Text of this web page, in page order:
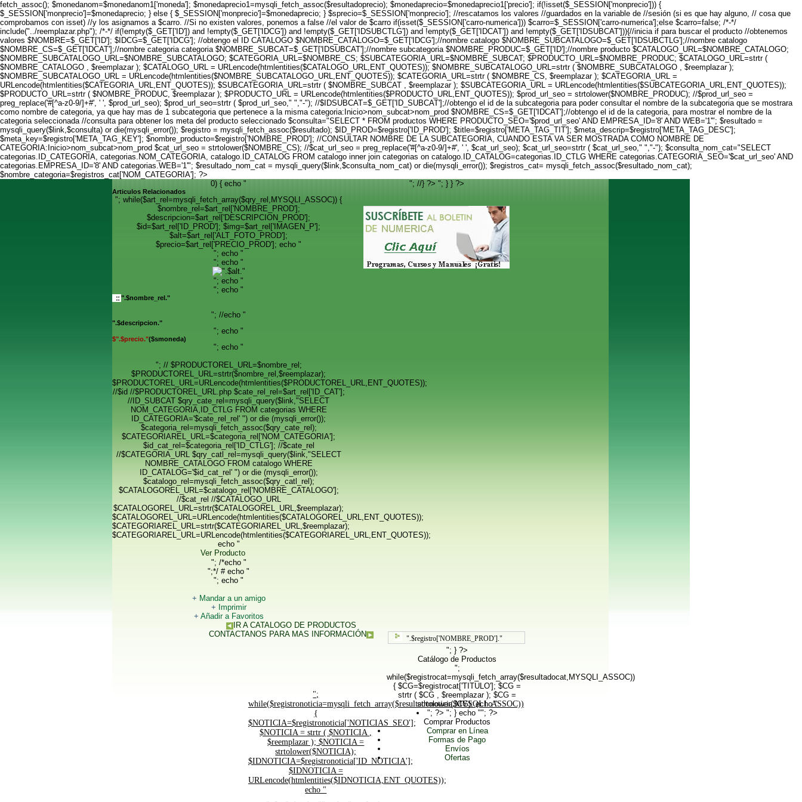
fetch_assoc(); $monedanom=$monedanom1['moneda']; $monedaprecio1=mysqli_fetch_assoc($resultadoprecio); $monedaprecio=$monedaprecio1['precio']; if(!isset($_SESSION['monprecio'])) {
$_SESSION['monprecio']=$monedaprecio; } else { $_SESSION['monprecio']=$monedaprecio; } $sprecio=$_SESSION['monprecio']; //rescatamos los valores //guardados en la variable de //sesión (si es que hay alguno, // cosa que
comprobamos con isset) //y los asignamos a $carro. //Si no existen valores, ponemos a false //el valor de $carro if(isset($_SESSION['carro-numerica'])) $carro=$_SESSION['carro-numerica'];else $carro=false; /*-*/
include("../reemplazar.php"); /*-*/ if(!empty($_GET['ID']) and !empty($_GET['IDCG']) and !empty($_GET['IDSUBCTLG']) and !empty($_GET['IDCAT']) and !empty($_GET['IDSUBCAT'])){//inicia if para buscar el producto //obtenemos
valores $NOMBRE=$_GET['ID']; $IDCG=$_GET['IDCG']; //obtengo el ID CATALOGO $NOMBRE_CATALOGO=$_GET['IDCG'];//nombre catalogo $NOMBRE_SUBCATALOGO=$_GET['IDSUBCTLG'];//nombre catalogo
$NOMBRE_CS=$_GET['IDCAT'];//nombre categoria categoria $NOMBRE_SUBCAT=$_GET['IDSUBCAT'];//nombre subcategoria $NOMBRE_PRODUC=$_GET['ID'];//nombre producto $CATALOGO_URL=$NOMBRE_CATALOGO;
$NOMBRE_SUBCATALOGO_URL=$NOMBRE_SUBCATALOGO; $CATEGORIA_URL=$NOMBRE_CS; $SUBCATEGORIA_URL=$NOMBRE_SUBCAT; $PRODUCTO_URL=$NOMBRE_PRODUC; $CATALOGO_URL=strtr (
$NOMBRE_CATALOGO , $reemplazar ); $CATALOGO_URL = URLencode(htmlentities($CATALOGO_URL,ENT_QUOTES)); $NOMBRE_SUBCATALOGO_URL=strtr ( $NOMBRE_SUBCATALOGO , $reemplazar );
$NOMBRE_SUBCATALOGO_URL = URLencode(htmlentities($NOMBRE_SUBCATALOGO_URL,ENT_QUOTES)); $CATEGORIA_URL=strtr ( $NOMBRE_CS, $reemplazar ); $CATEGORIA_URL =
URLencode(htmlentities($CATEGORIA_URL,ENT_QUOTES)); $SUBCATEGORIA_URL=strtr ( $NOMBRE_SUBCAT , $reemplazar ); $SUBCATEGORIA_URL = URLencode(htmlentities($SUBCATEGORIA_URL,ENT_QUOTES));
$PRODUCTO_URL=strtr ( $NOMBRE_PRODUC, $reemplazar ); $PRODUCTO_URL = URLencode(htmlentities($PRODUCTO_URL,ENT_QUOTES)); $prod_url_seo = strtolower($NOMBRE_PRODUC); //$prod_url_seo =
preg_replace('#[^a-z0-9/]+#', ' ', $prod_url_seo); $prod_url_seo=strtr ( $prod_url_seo," ","-"); //$IDSUBCAT=$_GET['ID_SUBCAT'];//obtengo el id de la subcategoria para poder consultar el nombre de la subcategoria que se mostrara
como nombre de categoria, ya que hay mas de 1 subcategoria que pertenece a la misma categoria:Inicio>nom_subcat>nom_prod $NOMBRE_CS=$_GET['IDCAT'];//obtengo el id de la categoria, para mostrar el nombre de la
categoria seleccionada //consulta para obtener los meta del producto seleccionado $consulta="SELECT * FROM productos WHERE PRODUCTO_SEO='$prod_url_seo' AND EMPRESA_ID='8' AND WEB='1'"; $resultado =
mysqli_query($link,$consulta) or die(mysqli_error()); $registro = mysqli_fetch_assoc($resultado); $ID_PROD=$registro['ID_PROD']; $title=$registro['META_TAG_TIT']; $meta_descrip=$registro['META_TAG_DESC'];
$meta_key=$registro['META_TAG_KEY']; $nombre_producto=$registro['NOMBRE_PROD']; //CONSULTAR NOMBRE DE LA SUBCATEGORIA, CUANDO ESTA VA SER MOSTRADA COMO NOMBRE DE
CATEGORIA:Inicio>nom_subcat>nom_prod $cat_url_seo = strtolower($NOMBRE_CS); //$cat_url_seo = preg_replace('#[^a-z0-9/]+#', ' ', $cat_url_seo); $cat_url_seo=strtr ( $cat_url_seo," ","-"); $consulta_nom_cat="SELECT
categorias.ID_CATEGORIA, categorias.NOM_CATEGORIA, catalogo.ID_CATALOG FROM catalogo inner join categorias on catalogo.ID_CATALOG=categorias.ID_CTLG WHERE categorias.CATEGORIA_SEO='$cat_url_seo' AND
categorias.EMPRESA_ID='8' AND categorias.WEB='1'"; $resultado_nom_cat = mysqli_query($link,$consulta_nom_cat) or die(mysqli_error()); $registros_cat= mysqli_fetch_assoc($resultado_nom_cat);
$nombre_categoria=$registros_cat['NOM_CATEGORIA']; ?>
"; //} ?>
0) { echo "
Articulos Relacionados
"; while($art_rel=mysqli_fetch_array($qry_rel,MYSQLI_ASSOC)) {
$nombre_rel=$art_rel['NOMBRE_PROD'];
$descripcion=$art_rel['DESCRIPCION_PROD'];
$id=$art_rel['ID_PROD']; $img=$art_rel['IMAGEN_P'];
$alt=$art_rel['ALT_FOTO_PROD'];
$precio=$art_rel['PRECIO_PROD']; echo "
"; echo "
"; echo "
"; echo "
"; echo "
".$nombre_rel."
"; //echo "
".$descripcion."
"; echo "
$".$precio."($smoneda)
"; echo "
"; // $PRODUCTOREL_URL=$nombre_rel;
$PRODUCTOREL_URL=strtr($nombre_rel,$reemplazar);
$PRODUCTOREL_URL=URLencode(htmlentities($PRODUCTOREL_URL,ENT_QUOTES));
//$id //$PRODUCTOREL_URL.php $cate_rel_rel=$art_rel['ID_CAT'];
//ID_SUBCAT $qry_cate_rel=mysqli_query($link,"SELECT
NOM_CATEGORIA,ID_CTLG FROM categorias WHERE
ID_CATEGORIA='$cate_rel_rel' ") or die (mysqli_error());
$categoria_rel=mysqli_fetch_assoc($qry_cate_rel);
$CATEGORIAREL_URL=$categoria_rel['NOM_CATEGORIA'];
$id_cat_rel=$categoria_rel['ID_CTLG']; //$cate_rel
//$CATEGORIA_URL $qry_catl_rel=mysqli_query($link,"SELECT
NOMBRE_CATALOGO FROM catalogo WHERE
ID_CATALOG='$id_cat_rel' ") or die (mysqli_error());
$catalogo_rel=mysqli_fetch_assoc($qry_catl_rel);
$CATALOGOREL_URL=$catalogo_rel['NOMBRE_CATALOGO'];
//$cat_rel //$CATALOGO_URL
$CATALOGOREL_URL=strtr($CATALOGOREL_URL,$reemplazar);
$CATALOGOREL_URL=URLencode(htmlentities($CATALOGOREL_URL,ENT_QUOTES));
$CATEGORIAREL_URL=strtr($CATEGORIAREL_URL,$reemplazar);
$CATEGORIAREL_URL=URLencode(htmlentities($CATEGORIAREL_URL,ENT_QUOTES));
echo "
Ver Producto
"; /*echo "
";*/ # echo "
"; echo "
"; } } ?>
+ Mandar a un amigo
+ Imprimir
+ Añadir a Favoritos
IR A CATALOGO DE PRODUCTOS
CONTACTANOS PARA MAS INFORMACIÓN
".$registro['NOMBRE_PROD']."
"; } ?>
Catálogo de Productos
";
while($registrocat=mysqli_fetch_array($resultadocat,MYSQLI_ASSOC))
{ $CG=$registrocat['TITULO']; $CG =
strtr ( $CG , $reemplazar ); $CG =
strtolower($CG); echo "
"; ?>"; } echo ""; ?>
Comprar Productos
Comprar en Línea
Formas de Pago
Envíos
Ofertas
";
while($registronoticia=mysqli_fetch_array($resultadonoticia,MYSQLI_ASSOC))
{
$NOTICIA=$registronoticia['NOTICIAS_SEO'];
$NOTICIA = strtr ( $NOTICIA ,
$reemplazar ); $NOTICIA =
strtolower($NOTICIA);
$IDNOTICIA=$registronoticia['ID_NOTICIA'];
$IDNOTICIA =
URLencode(htmlentities($IDNOTICIA,ENT_QUOTES));
echo "